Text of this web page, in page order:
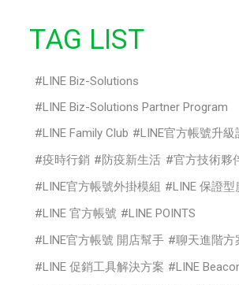
TAG LIST
LINE Biz-Solutions
LINE Biz-Solutions Partner Program
LINE Family Club
LINE官方帳號升級
疫時行銷
防疫新生活
官方技術夥
LINE官方帳號外掛模組
LINE 保證型
LINE 官方帳號
LINE POINTS
LINE官方帳號 開店幫手
聊天進階方
LINE 促銷工具解決方案
LINE